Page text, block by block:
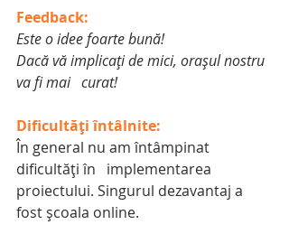
Feedback:
Este o idee foarte bună!
Dacă vă implicați de mici, orașul nostru
va fi mai   curat!
Dificultăți întâlnite:
În general nu am întâmpinat
dificultăți în   implementarea
proiectului. Singurul dezavantaj a
fost școala online.